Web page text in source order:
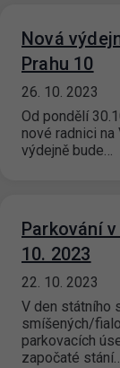
Nová
Prahu 10
26. 10. 2023
Od pondělí
nové radnici
výdejně bude…
Parkování
10. 2023
22. 10. 2023
V den státního
smíšených/
parkovacích
započaté